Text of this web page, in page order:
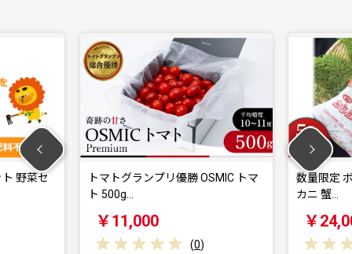
ランプリ優勝 OSMIC トマ
数量限定 ボイル タラバガニ 5L 1肩